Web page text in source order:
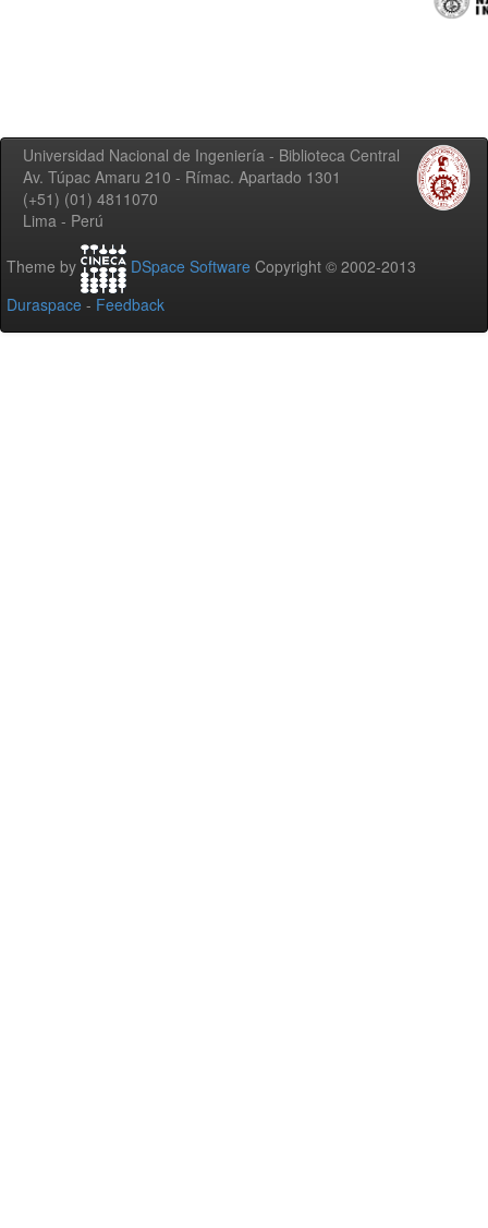
Universidad Nacional de Ingeniería - Biblioteca Central
Av. Túpac Amaru 210 - Rímac. Apartado 1301
(+51) (01) 4811070
Lima - Perú
Theme by DSpace Software Copyright © 2002-2013
Duraspace - Feedback